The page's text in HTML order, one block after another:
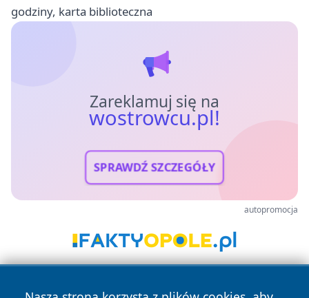
godziny, karta biblioteczna
Zareklamuj się na
wostrowcu.pl!
SPRAWDŹ SZCZEGÓŁY
autopromocja